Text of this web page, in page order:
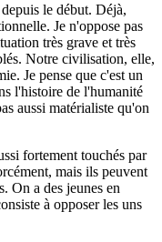
le début. Déjà,
Je n'oppose pas
très grave et très
Notre civilisation, elle,
Je pense que c'est un
l'histoire de l'humanité
aussi matérialiste qu'on
fortement touchés par
mais ils peuvent
On a des jeunes en
à opposer les uns